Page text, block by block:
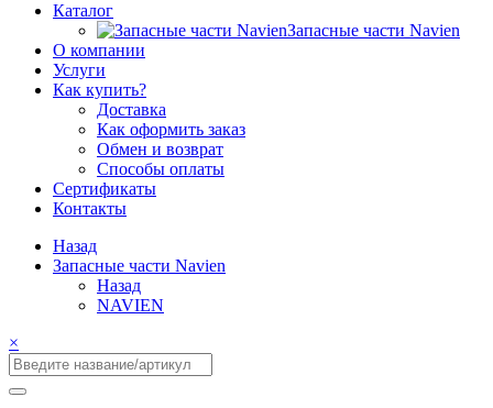
Каталог
Запасные части Navien
О компании
Услуги
Как купить?
Доставка
Как оформить заказ
Обмен и возврат
Способы оплаты
Сертификаты
Контакты
Назад
Запасные части Navien
Назад
NAVIEN
×